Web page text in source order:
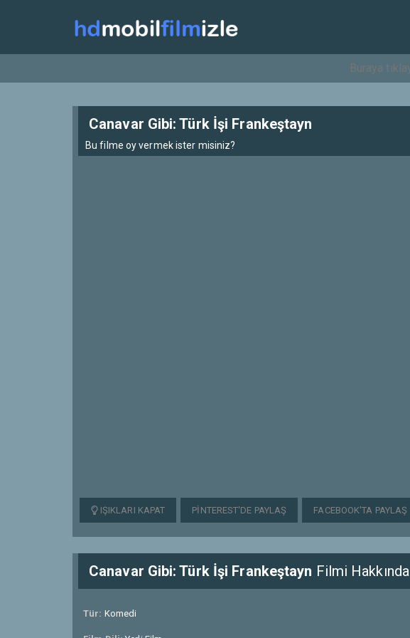
Canavar Gibi: Türk İşi Frankeştayn
Bu filme oy vermek ister misiniz?
IŞIKLARI KAPAT PINTEREST'DE PAYLAŞ FACEBOOK'TA PAYLAŞ
Canavar Gibi: Türk İşi Frankeştayn Filmi Hakkında
Tür: Komedi